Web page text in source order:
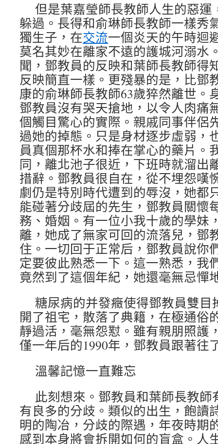
但是葉嘉瑩師長教師人生的惡運
躲過。長得和俞琳師長教師一樣秀
獨生子，在交流一個炎天的午時迴
莫名其妙在離家不遠的護城河溺水
聞，鄧教員的反映和葉師長教師得
反映簡直一樣。更殘暴的是，比鄧
康的俞琳師長教師63歲猝然離世。
鄧教員沒有哭天搶地，以令人肉痛
個觸目驚心的實際。親戚同事伴侶
過她的掉態。只是身材逐步虛弱，
員真個那杯水和捧在掌心的藥片。
同，離北池子很近，下班時就溜出
措辭。鄧教員很自在，從不埋怨嘆
劇仍是特別時代遭到的辱沒，她都
能碰著分歧屆的先生，鄧教員關懷
務、婚姻。有一位小我十歲的學妹
離，她成了無家可回的流落兒，鄧
住。一切回于正常后，鄧教員說你
定要彼此熟悉一下。這一熟悉，我
竟然到了這個年紀，她還毫無忌憚
糖尿病的并發癥使得鄧教員雙目
開了祖宅，散落了典籍，在極通俗
靜過活，毫無怨懟。雖有親朋照護
僅一年后的1990年，鄧教員跟著往
溫馨記憶一直難忘
此刻想來。鄧教員和葉師長教
有良多的分歧。類似的出生，飽讀
明的陶冶，分歧的際遇，年夜時期
感到本身將會拆開如何的盲盒。人